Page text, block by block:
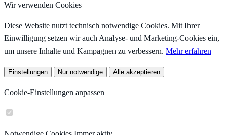
Wir verwenden Cookies
Diese Website nutzt technisch notwendige Cookies. Mit Ihrer
Einwilligung setzen wir auch Analyse- und Marketing-Cookies ein,
um unsere Inhalte und Kampagnen zu verbessern. Mehr erfahren
Einstellungen Nur notwendige Alle akzeptieren
Cookie-Einstellungen anpassen